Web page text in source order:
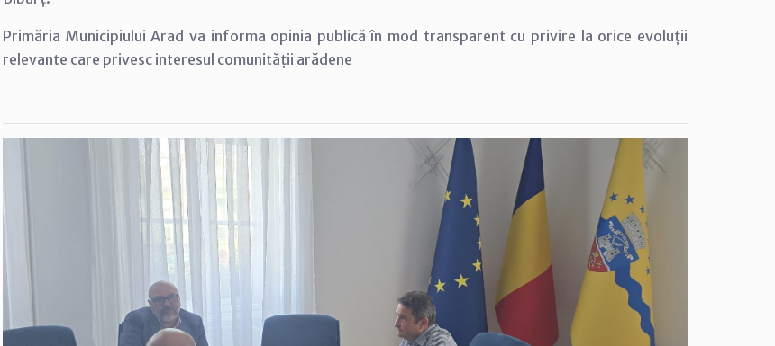
Primăria Municipiului Arad va informa opinia publică în mod transparent cu privire la orice evoluții
relevante care privesc interesul comunității arădene